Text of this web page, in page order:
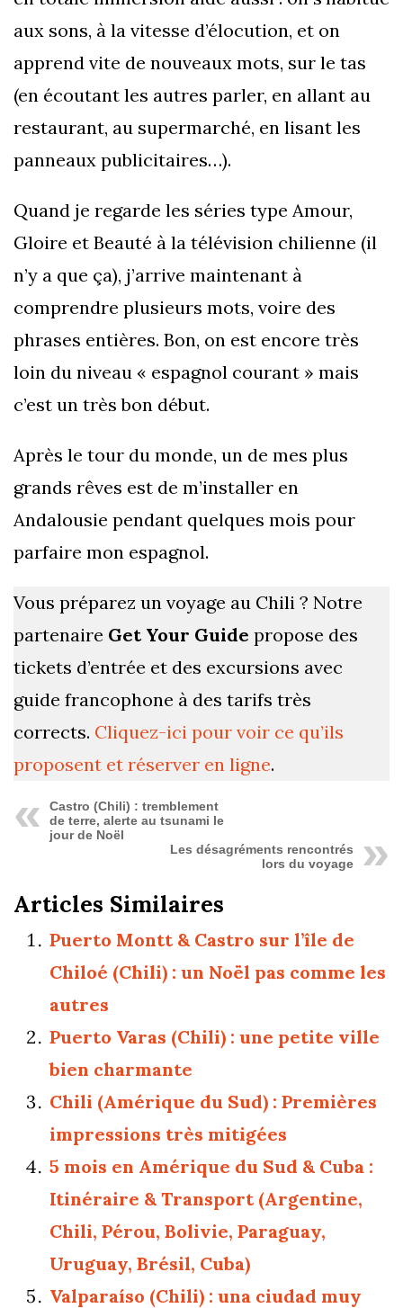
aux sons, à la vitesse d’élocution, et on
apprend vite de nouveaux mots, sur le tas
(en écoutant les autres parler, en allant au
restaurant, au supermarché, en lisant les
panneaux publicitaires…).
Quand je regarde les séries type Amour,
Gloire et Beauté à la télévision chilienne (il
n’y a que ça), j’arrive maintenant à
comprendre plusieurs mots, voire des
phrases entières. Bon, on est encore très
loin du niveau « espagnol courant » mais
c’est un très bon début.
Après le tour du monde, un de mes plus
grands rêves est de m’installer en
Andalousie pendant quelques mois pour
parfaire mon espagnol.
Vous préparez un voyage au Chili ? Notre
partenaire Get Your Guide propose des
tickets d’entrée et des excursions avec
guide francophone à des tarifs très
corrects. Cliquez-ici pour voir ce qu’ils
proposent et réserver en ligne.
Castro (Chili) : tremblement
de terre, alerte au tsunami le
jour de Noël
Les désagréments rencontrés
lors du voyage
Articles Similaires
Puerto Montt & Castro sur l’île de
Chiloé (Chili) : un Noël pas comme les
autres
Puerto Varas (Chili) : une petite ville
bien charmante
Chili (Amérique du Sud) : Premières
impressions très mitigées
5 mois en Amérique du Sud & Cuba :
Itinéraire & Transport (Argentine,
Chili, Pérou, Bolivie, Paraguay,
Uruguay, Brésil, Cuba)
Valparaíso (Chili) : una ciudad muy